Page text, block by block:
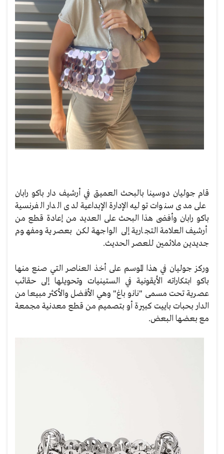
قام جوليان دوسينا بالبحث العميق في أرشيف دار باكو رابان
على مدى سنوات توليه الإدارة الإبداعية لدى الدار الفرنسية
باكو رابان وأفضى هذا البحث على العديد من إعادة قطع من
أرشيف العلامة التجارية إلى الواجهة لكن بعصرية ومفهوم
جديدين ملائمين للعصر الحديث.
وركز جوليان في هذا الموسم على أخذ العناصر التي صنع منها
باكو ابتكاراته الأيقونية في الستينيات وتحويلها إلى حقائب
عصرية تحت مسمى "نانو باغ" وهي الأفضل والأكثر مبيعا من
الدار بحبات باييت كبيرة أو بتصميم من قطع معدنية مجمعة
مع بعضها البعض.